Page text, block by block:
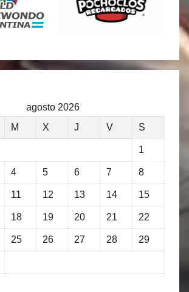
agosto 2026
M X J V S
1
4 5 6 7 8
11 12 13 14 15
18 19 20 21 22
25 26 27 28 29